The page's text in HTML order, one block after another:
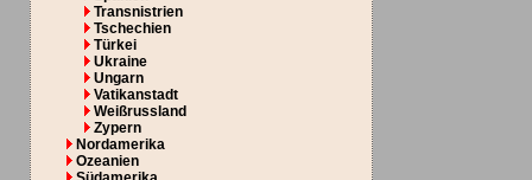
Transnistrien
Tschechien
Türkei
Ukraine
Ungarn
Vatikanstadt
Weißrussland
Zypern
Nordamerika
Ozeanien